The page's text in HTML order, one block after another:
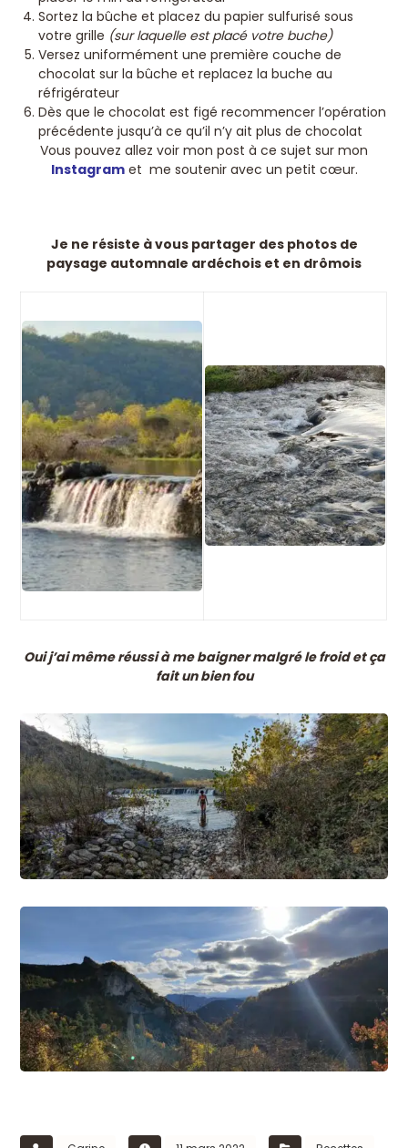
Sortez la bûche et placez du papier sulfurisé sous
votre grille (sur laquelle est placé votre buche)
Versez uniformément une première couche de
chocolat sur la bûche et replacez la buche au
réfrigérateur
Dès que le chocolat est figé recommencer l’opération
précédente jusqu’à ce qu’il n’y ait plus de chocolat
Vous pouvez allez voir mon post à ce sujet sur mon
Instagramet me soutenir avec un petit cœur.
Je ne résiste à vous partager des photos de
paysage automnale ardéchois et en drômois
Oui j’ai même réussi à me baigner malgré le froid et ça
fait un bien fou